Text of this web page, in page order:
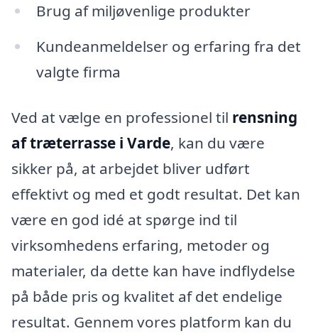
Brug af miljøvenlige produkter
Kundeanmeldelser og erfaring fra det
valgte firma
Ved at vælge en professionel til rensning
af træterrasse i Varde, kan du være
sikker på, at arbejdet bliver udført
effektivt og med et godt resultat. Det kan
være en god idé at spørge ind til
virksomhedens erfaring, metoder og
materialer, da dette kan have indflydelse
på både pris og kvalitet af det endelige
resultat. Gennem vores platform kan du